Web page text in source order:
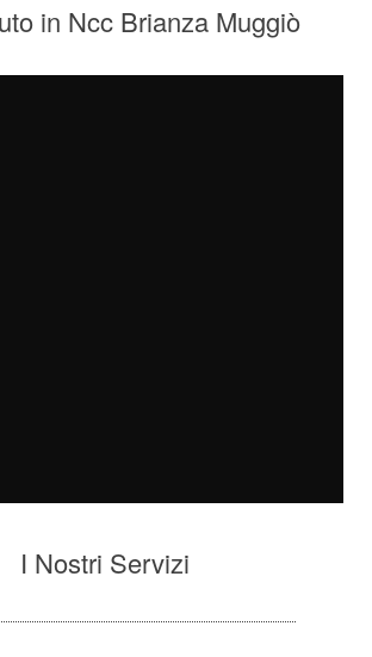
in Ncc Brianza Muggiò
I Nostri Servizi